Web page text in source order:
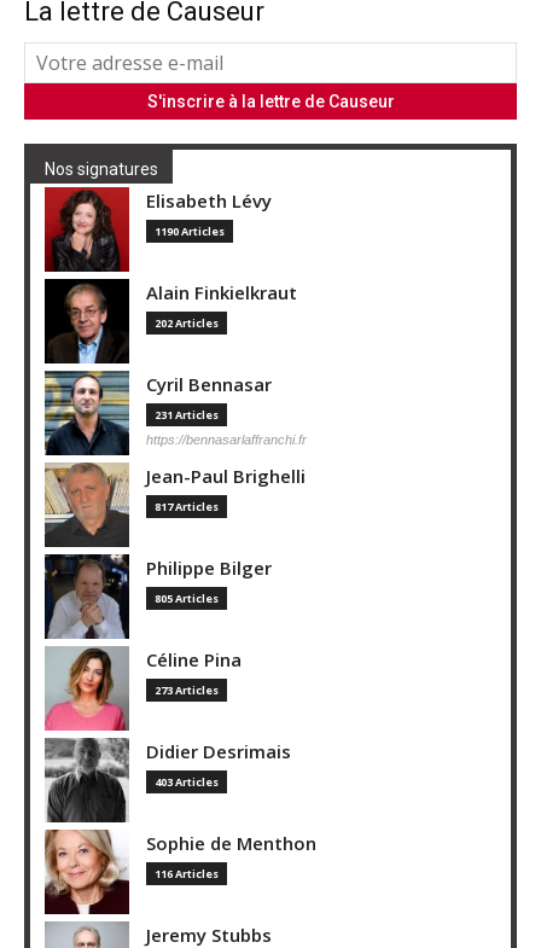
La lettre de Causeur
Nos signatures
Elisabeth Lévy
1190 Articles
Alain Finkielkraut
202 Articles
Cyril Bennasar
231 Articles
https://bennasarlaffranchi.fr
Jean-Paul Brighelli
817 Articles
Philippe Bilger
805 Articles
Céline Pina
273 Articles
Didier Desrimais
403 Articles
Sophie de Menthon
116 Articles
Jeremy Stubbs